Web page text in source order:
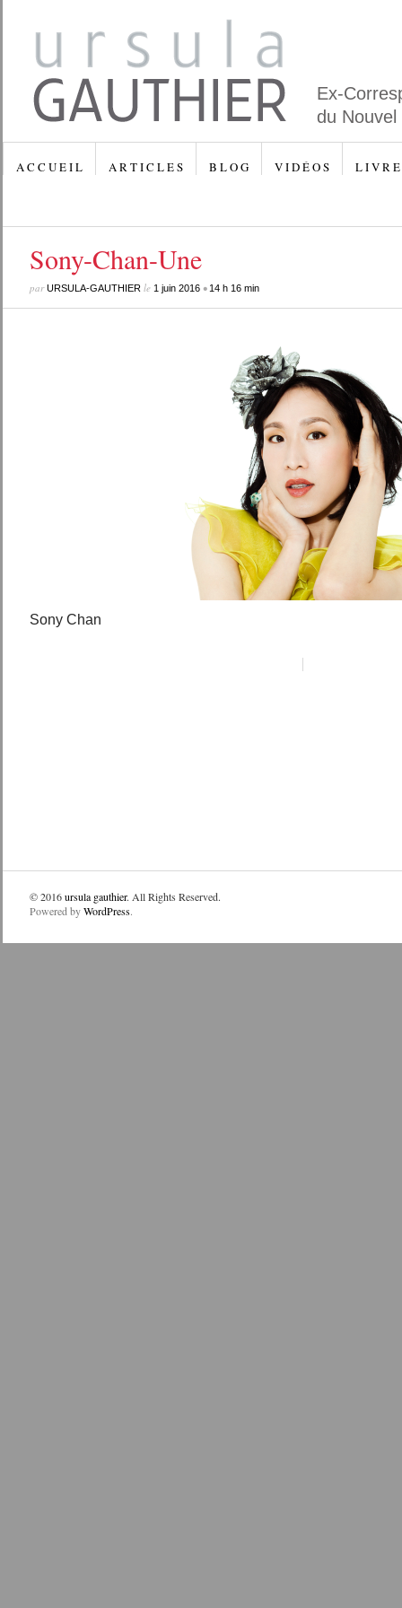
Ex-
du
A C C U E I L A R T I C L E S B L O G V I D É O S L I V R E
Sony-Chan-Une
parURSULA-GAUTHIERle 1 juin 2016• 14 h 16 min
Sony Chan
© 2016ursula gauthier. All Rights Reserved.
Powered byWordPress.